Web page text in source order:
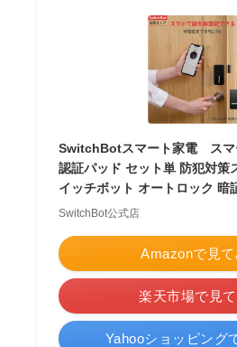
SwitchBotスマート家電 スマ
認証パッド セット単 防犯対策
イッチボット オートロック 暗
SwitchBot公式店
Amazonで見て
楽天市場で見
Yahooショッピング